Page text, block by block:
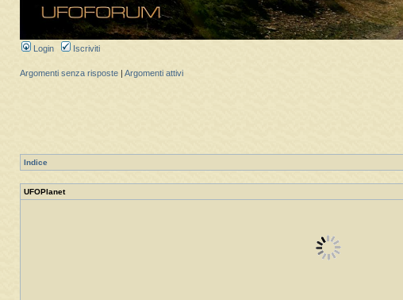
Login Iscriviti
Argomenti senza risposte Argomenti attivi
Indice
UFOPlanet